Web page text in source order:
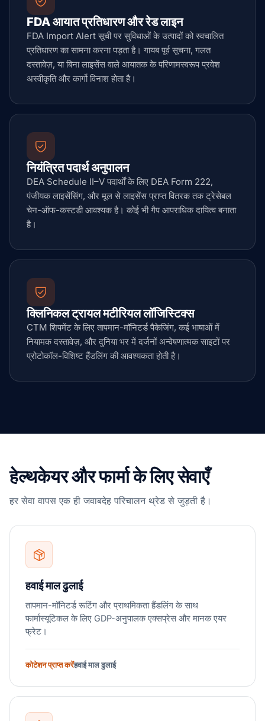
FDA आयात प्रतिधारण और रेड लाइन
FDA Import Alert सूची पर सुविधाओं के उत्पादों को स्वचालित
प्रतिधारण का सामना करना पड़ता है। गायब पूर्व सूचना, गलत
दस्तावेज़, या बिना लाइसेंस वाले आयातक के परिणामस्वरूप प्रवेश
अस्वीकृति और कार्गो विनाश होता है।
नियंत्रित पदार्थ अनुपालन
DEA Schedule II–V पदार्थों के लिए DEA Form 222,
पंजीयक लाइसेंसिंग, और मूल से लाइसेंस प्राप्त वितरक तक ट्रेसेबल
चेन-ऑफ-कस्टडी आवश्यक है। कोई भी गैप आपराधिक दायित्व बनाता
है।
क्लिनिकल ट्रायल मटीरियल लॉजिस्टिक्स
CTM शिपमेंट के लिए तापमान-मॉनिटर्ड पैकेजिंग, कई भाषाओं में
नियामक दस्तावेज़, और दुनिया भर में दर्जनों अन्वेषणात्मक साइटों पर
प्रोटोकॉल-विशिष्ट हैंडलिंग की आवश्यकता होती है।
हेल्थकेयर और फार्मा के लिए सेवाएँ
हर सेवा वापस एक ही जवाबदेह परिचालन थ्रेड से जुड़ती है।
हवाई माल ढुलाई
तापमान-मॉनिटर्ड रूटिंग और प्राथमिकता हैंडलिंग के साथ
फार्मास्यूटिकल के लिए GDP-अनुपालक एक्सप्रेस और मानक एयर
फ्रेट।
कोटेशन प्राप्त करेंहवाई माल ढुलाई